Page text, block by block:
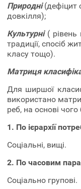
Природні (дефіцит
довкілля);
Культурні( рівень
традиції, спосіб
класу тощо).
Матриця
Для ширшої
вико­ристано
реб, на основі
1. По ієрархії
Соціальні, вищі.
2. По часовим
Соціально групові.